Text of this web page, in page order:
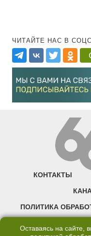
ЧИТАЙТЕ НАС В
КОНТАКТЫ
ПОЛИТИКА
Оставаясь на сайте,